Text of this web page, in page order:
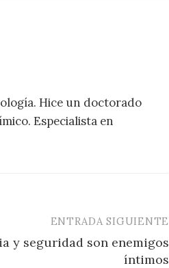
Hice un doctorado
Especialista en
ENTRADA SIGUIENTE
y seguridad son enemigos
íntimos